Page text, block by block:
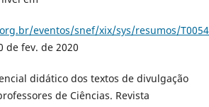
eventos/snef/xix/sys/resumos/
de fev. de 2020
didático dos textos de divulgação
de Ciências. Revista